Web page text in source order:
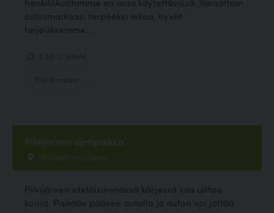
ostosmatkaasi tarpeeksi aikaa, hyvät
tarjouksemme...
Pilvijärven uintipaikka
Möträskintie, Sipoo
Pilvijärven eteläisimmässä kärjessä saa uittaa
koiria. Paikalle pääsee autolla ja auton voi jättää